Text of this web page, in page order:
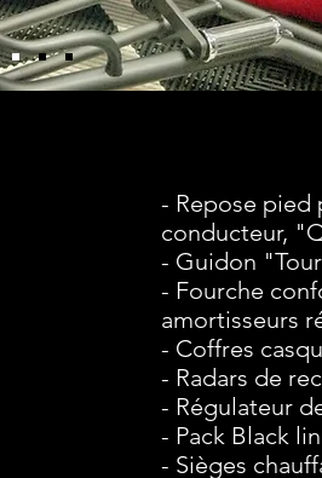
- Repose pied
conducteur,
- Guidon
- Fourche
amortisseurs
- Coffres
- Radars de
- Régulateur
- Pack Black
- Sièges